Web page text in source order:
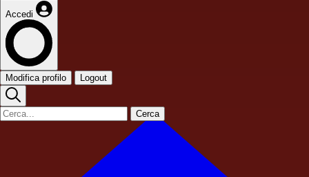
Accedi
Modifica profilo Logout
Cerca